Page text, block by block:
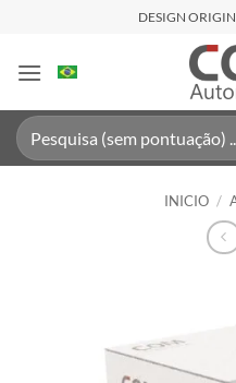
contenido
DESIGN
Buscar
por:
INICIO /